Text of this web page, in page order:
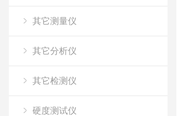
其它测量仪
其它分析仪
其它检测仪
硬度测试仪